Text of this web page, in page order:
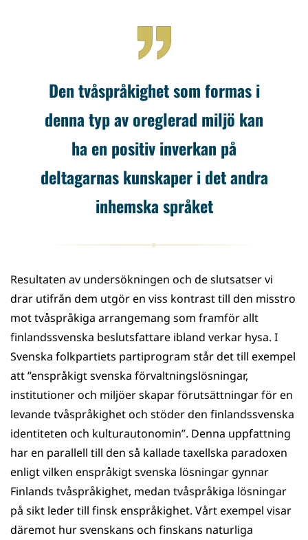
Den tvåspråkighet som formas i
denna typ av oreglerad miljö kan
ha en positiv inverkan på
deltagarnas kunskaper i det andra
inhemska språket
Resultaten av undersökningen och de slutsatser vi
drar utifrån dem utgör en viss kontrast till den misstro
mot tvåspråkiga arrangemang som framför allt
finlandssvenska beslutsfattare ibland verkar hysa. I
Svenska folkpartiets partiprogram står det till exempel
att ”enspråkigt svenska förvaltningslösningar,
institutioner och miljöer skapar förutsättningar för en
levande tvåspråkighet och stöder den finlandssvenska
identiteten och kulturautonomin”. Denna uppfattning
har en parallell till den så kallade taxellska paradoxen
enligt vilken enspråkigt svenska lösningar gynnar
Finlands tvåspråkighet, medan tvåspråkiga lösningar
på sikt leder till finsk enspråkighet. Vårt exempel visar
däremot hur svenskans och finskans naturliga